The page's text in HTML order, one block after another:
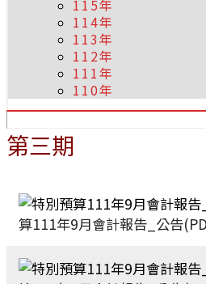
115年
114年
113年
112年
111年
110年
第三期
算111年9月會計報告_公告